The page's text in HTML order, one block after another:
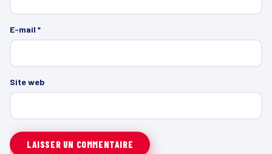
E-mail *
Site web